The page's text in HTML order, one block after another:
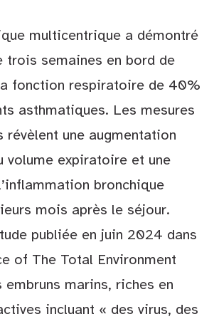
multicentrique a démontré
trois semaines en bord de
fonction respiratoire de 40%
asthmatiques. Les mesures
une augmentation
volume expiratoire et une
bronchique
mois après le séjour.
publiée en juin 2024 dans
of The Total Environment
marins, riches en
incluant « des virus, des